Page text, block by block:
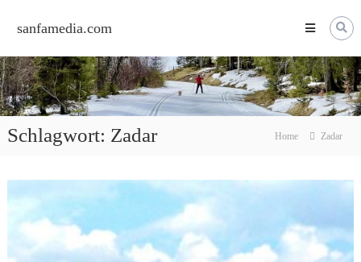
sanfamedia.com
Schlagwort: Zadar Home Zadar